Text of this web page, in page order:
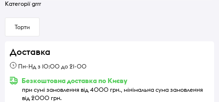
Категорії grrr
Торти
Доставка
Пн-Нд з 10:00 до 21-00
Безкоштовна доставка по Києву
при сумі замовлення від 4000 грн., мінімальна сума замовлення
від 2000 грн.